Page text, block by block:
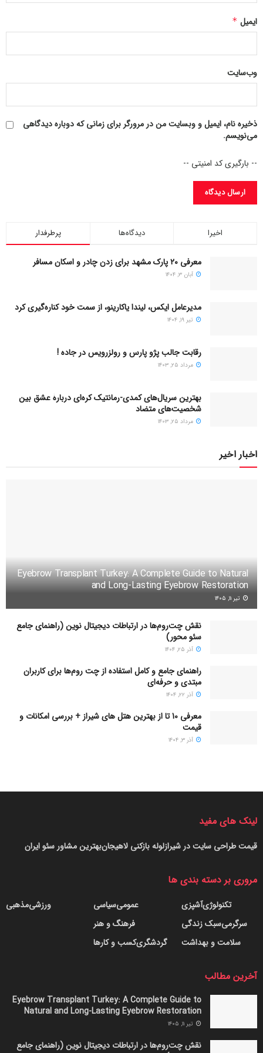
۴۷۲۳۶
ایمیل *
وب‌سایت
ذخیره نام، ایمیل و وبسایت من در مرورگر برای زمانی که دوباره دیدگاهی
می‌نویسم.
-- بارگیری کد امنیتی --
پرطرفدار دیدگاه‌ها اخیرا
معرفی ۲۰ پارک مشهد برای زدن چادر و اسکان مسافر
آبان ۳, ۱۴۰۴
مدیرعامل ایکس، لیندا یاکارینو، از سمت خود کناره‌گیری کرد
تیر ۱۹, ۱۴۰۴
رقابت جالب پژو پارس و رولزرویس در جاده !
مرداد ۲۵, ۱۴۰۳
بهترین سریال‌های کمدی-رمانتیک کره‌ای دربارۀ عشق بین
شخصیت‌های متضاد
مرداد ۲۵, ۱۴۰۳
اخبار اخیر
Eyebrow Transplant Turkey: A Complete Guide to Natural
and Long-Lasting Eyebrow Restoration
تیر ۱۱, ۱۴۰۵
نقش چت‌روم‌ها در ارتباطات دیجیتال نوین (راهنمای جامع
سئو محور)
آذر ۲۵, ۱۴۰۴
راهنمای جامع و کامل استفاده از چت روم‌ها برای کاربران
مبتدی و حرفه‌ای
آذر ۲۲, ۱۴۰۴
معرفی 10 تا از بهترین هتل های شیراز + بررسی امکانات و
قیمت
آذر ۳, ۱۴۰۴
لینک های مفید
بهترین مشاور سئو ایرانلوله بازکنی لاهیجانقیمت طراحی سایت در شیراز
مروری بر دسته بندی ها
آشپزیتکنولوژی
سبک زندگیسرگرمی
سلامت و بهداشت
سیاسیعمومی
فرهنگ و هنر
کسب و کارهاگردشگری
مذهبیورزشی
آخرین مطالب
Eyebrow Transplant Turkey: A Complete Guide to
Natural and Long-Lasting Eyebrow Restoration
تیر ۱۱, ۱۴۰۵
نقش چت‌روم‌ها در ارتباطات دیجیتال نوین (راهنمای جامع